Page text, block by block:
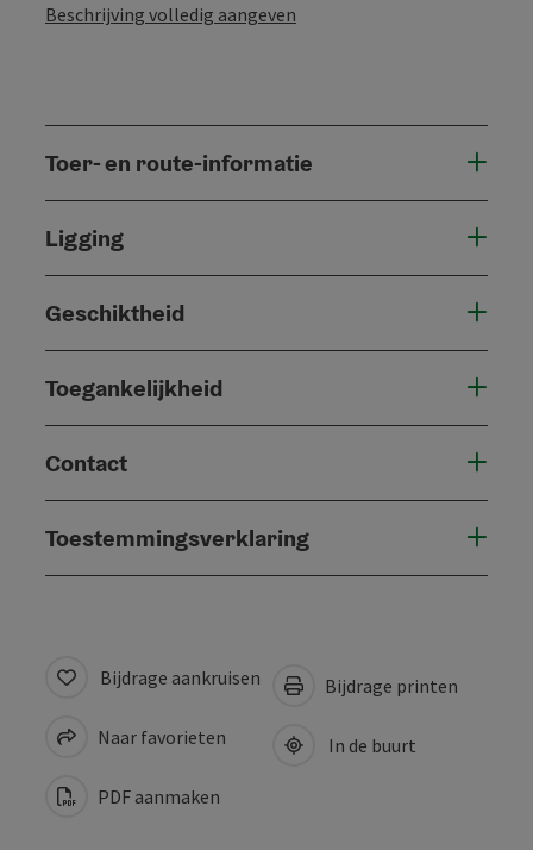
Beschrijving volledig aangeven
Toer- en route-informatie
Ligging
Geschiktheid
Toegankelijkheid
Contact
Toestemmingsverklaring
Bijdrage aankruisen
Naar favorieten
PDF aanmaken
Bijdrage printen
In de buurt